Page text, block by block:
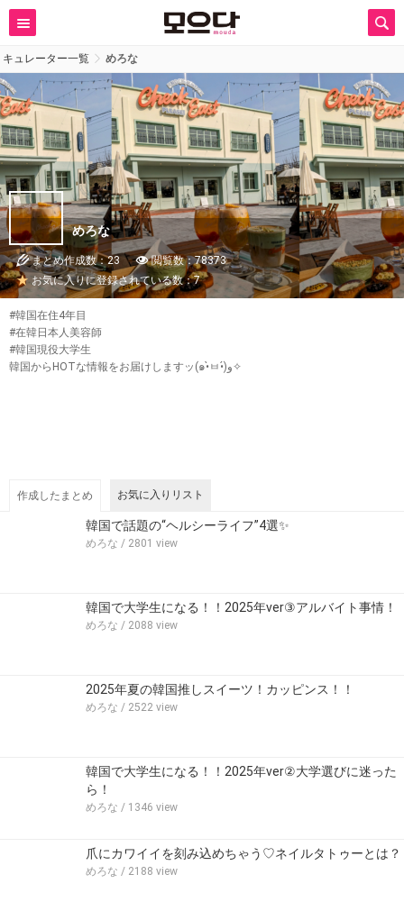
キュレーター一覧 めろな
めろな
まとめ作成数：23
閲覧数：78373
お気に入りに登録されている数：7
#韓国在住4年目
#在韓日本人美容師
#韓国現役大学生
韓国からHOTな情報をお届けしますッ(๑•̀ㅂ•́)و✧
作成したまとめ お気に入りリスト
韓国で話題の“ヘルシーライフ”4選✨
めろな / 2801 view
韓国で大学生になる！！2025年ver③アルバイト事情！
めろな / 2088 view
2025年夏の韓国推しスイーツ！カッピンス！！
めろな / 2522 view
韓国で大学生になる！！2025年ver②大学選びに迷った
ら！
めろな / 1346 view
爪にカワイイを刻み込めちゃう♡ネイルタトゥーとは？
めろな / 2188 view